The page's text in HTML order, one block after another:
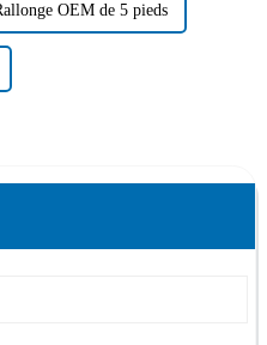
OEM de 5 pieds